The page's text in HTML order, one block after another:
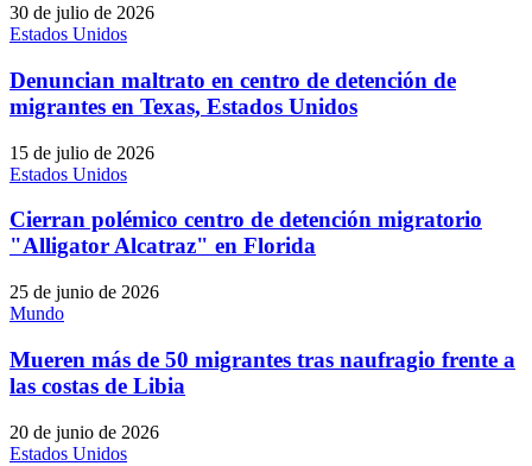
30 de julio de 2026
Estados Unidos
Denuncian maltrato en centro de detención de
migrantes en Texas, Estados Unidos
15 de julio de 2026
Estados Unidos
Cierran polémico centro de detención migratorio
"Alligator Alcatraz" en Florida
25 de junio de 2026
Mundo
Mueren más de 50 migrantes tras naufragio frente a
las costas de Libia
20 de junio de 2026
Estados Unidos